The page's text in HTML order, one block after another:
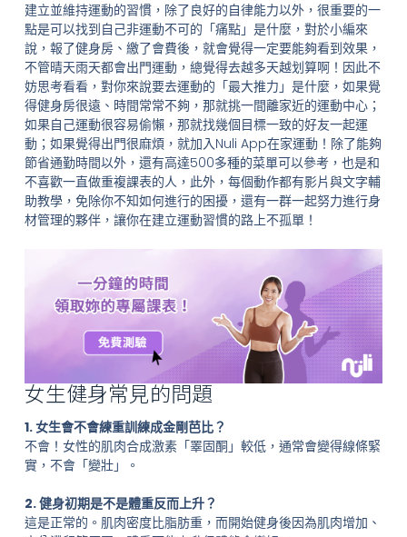
建立並維持運動的習慣，除了良好的自律能力以外，很重要的一
點是可以找到自己非運動不可的「痛點」是什麼，對於小編來
說，報了健身房、繳了會費後，就會覺得一定要能夠看到效果，
不管晴天雨天都會出門運動，總覺得去越多天越划算啊！因此不
妨思考看看，對你來說要去運動的「最大推力」是什麼，如果覺
得健身房很遠、時間常常不夠，那就挑一間離家近的運動中心；
如果自己運動很容易偷懶，那就找幾個目標一致的好友一起運
動；如果覺得出門很麻煩，就加入Nuli App在家運動！除了能夠
節省通勤時間以外，還有高達500多種的菜單可以參考，也是和
不喜歡一直做重複課表的人，此外，每個動作都有影片與文字輔
助教學，免除你不知如何進行的困擾，還有一群一起努力進行身
材管理的夥伴，讓你在建立運動習慣的路上不孤單！
女生健身常見的問題
1. 女生會不會練重訓練成金剛芭比？
不會！女性的肌肉合成激素「睪固酮」較低，通常會變得線條緊
實，不會「變壯」。
2. 健身初期是不是體重反而上升？
這是正常的。肌肉密度比脂肪重，而開始健身後因為肌肉增加、